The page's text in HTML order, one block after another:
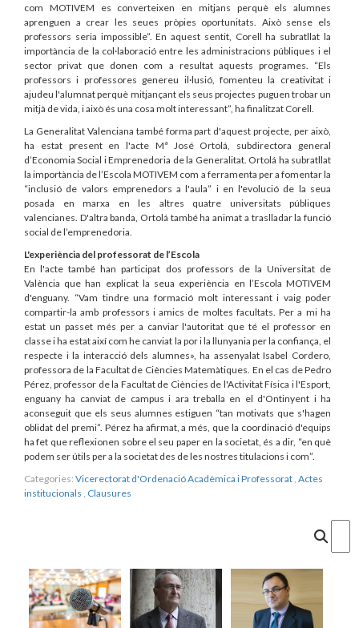
com MOTIVEM es converteixen en mitjans perquè els alumnes
aprenguen a crear les seues pròpies oportunitats. Això sense els
professors seria impossible”. En aquest sentit, Corell ha subratllat la
importància de la col·laboració entre les administracions públiques i el
sector privat que donen com a resultat aquests programes. “Els
professors i professores genereu il·lusió, fomenteu la creativitat i
ajudeu l'alumnat perquè mitjançant els seus projectes puguen trobar un
mitjà de vida, i això és una cosa molt interessant”, ha finalitzat Corell.
La Generalitat Valenciana també forma part d'aquest projecte, per això,
ha estat present en l'acte Mª José Ortolá, subdirectora general
d’Economia Social i Emprenedoria de la Generalitat. Ortolá ha subratllat
la importància de l’Escola MOTIVEM com a ferramenta per a fomentar la
“inclusió de valors emprenedors a l'aula” i en l'evolució de la seua
posada en marxa en les altres quatre universitats públiques
valencianes. D'altra banda, Ortolá també ha animat a traslladar la funció
social de l’emprenedoria.
L'experiència del professorat de l’Escola
En l'acte també han participat dos professors de la Universitat de
València que han explicat la seua experiència en l’Escola MOTIVEM
d'enguany. “Vam tindre una formació molt interessant i vaig poder
compartir-la amb professors i amics de moltes facultats. Per a mi ha
estat un passet més per a canviar l'autoritat que té el professor en
classe i ha estat així com he canviat la por i la llunyania per la confiança, el
respecte i la interacció dels alumnes», ha assenyalat Isabel Cordero,
professora de la Facultat de Ciències Matemàtiques. En el cas de Pedro
Pérez, professor de la Facultat de Ciències de l'Activitat Física i l'Esport,
enguany ha canviat de campus i ara treballa en el d'Ontinyent i ha
aconseguit que els seus alumnes estiguen “tan motivats que s'hagen
oblidat del premi”. Pérez ha afirmat, a més, que la coordinació d'equips
ha fet que reflexionen sobre el seu paper en la societat, és a dir, “en què
podem ser útils per a la societat des de les nostres titulacions i com”.
Categories: Vicerectorat d'Ordenació Acadèmica i Professorat Actes
institucionals Clausures